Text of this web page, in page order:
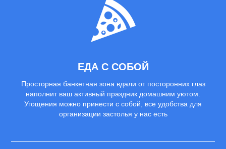
ЕДА С СОБОЙ
Просторная банкетная зона вдали от посторонних глаз
наполнит ваш активный праздник домашним уютом.
Угощения можно принести с собой, все удобства для
организации застолья у нас есть